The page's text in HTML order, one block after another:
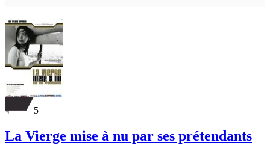
5
La Vierge mise à nu par ses prétendants